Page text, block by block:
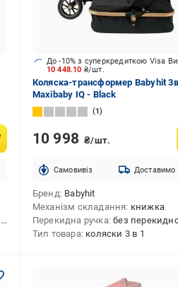
10 448.10 ₴/шт.
До -10% з суперкредиткою Visa
Коляска-трансформер Babyhit
Maxibaby IQ - Black
1
10 998 ₴/шт.
Cамовивіз Доставимо
Бренд Babyhit
Механізм складання книжка
Перекидна ручка без перекидної
Тип товара коляски 3 в 1